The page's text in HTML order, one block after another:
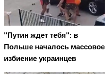
"Путин ждет тебя": в
Польше началось массовое
избиение украинцев